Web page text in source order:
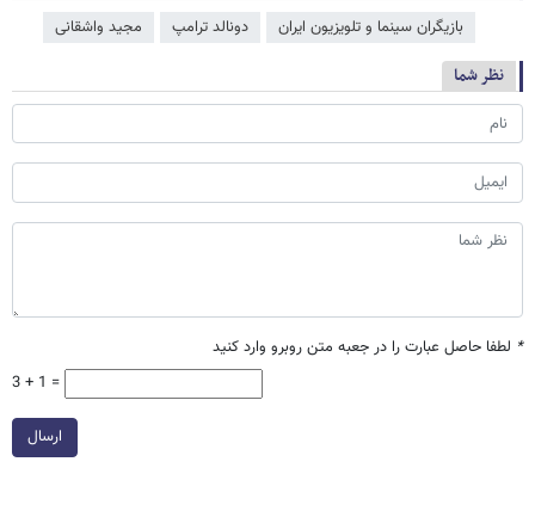
بازیگران سینما و تلویزیون ایران دونالد ترامپ مجید واشقانی
نظر شما
* لطفا حاصل عبارت را در جعبه متن روبرو وارد کنید
3 + 1 =
ارسال